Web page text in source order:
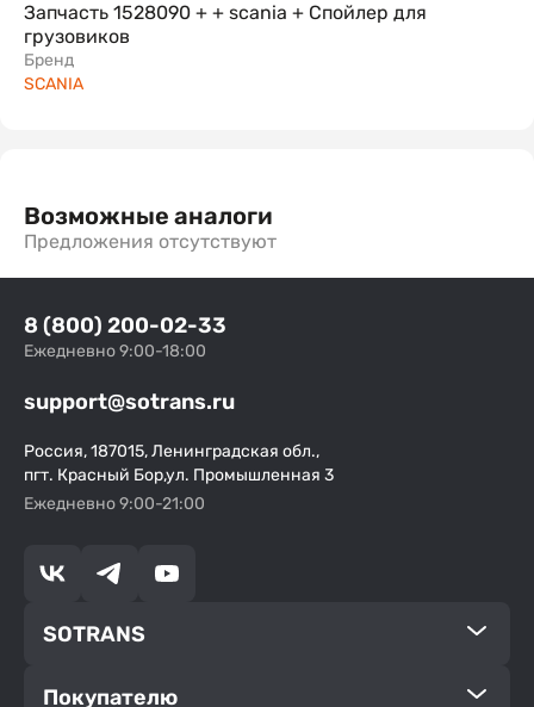
Запчасть 1528090 + + scania + Спойлер для
грузовиков
Бренд
SCANIA
Возможные аналоги
Предложения отсутствуют
8 (800) 200-02-33
Ежедневно 9:00-18:00
support@sotrans.ru
Россия, 187015, Ленинградская обл.,
пгт. Красный Бор,ул. Промышленная 3
Ежедневно 9:00-21:00
SOTRANS
Покупателю